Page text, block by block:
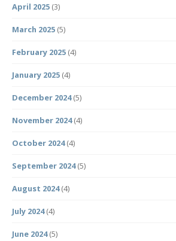
April 2025 (3)
March 2025 (5)
February 2025 (4)
January 2025 (4)
December 2024(5)
November 2024(4)
October 2024(4)
September 2024(5)
August 2024(4)
July 2024(4)
June 2024(5)